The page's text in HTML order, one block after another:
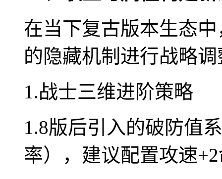
在当下复古版本生态
的隐藏机制进行战略
1.战士三维进阶策略
1.8版后引入的破防值
率），建议配置攻速